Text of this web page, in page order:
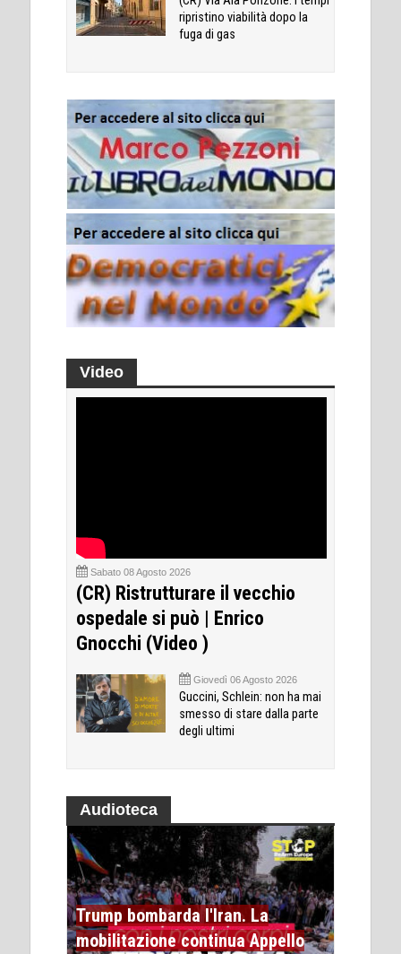
ripristino viabilità dopo la
fuga di gas
Video
Sabato 08 Agosto 2026
(CR) Ristrutturare il vecchio
ospedale si può | Enrico
Gnocchi (Video )
Giovedì 06 Agosto 2026
Guccini, Schlein: non ha mai
smesso di stare dalla parte
degli ultimi
Audioteca
Trump bombarda l'Iran. La
mobilitazione continua Appello